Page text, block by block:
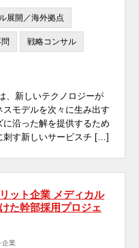
展開／海外拠点
戦略コンサル
、新しいテクノロジーが
モデルを次々に生み出す
沿った解を提供するため
刺す新しいサービスチ […]
ット企業 メディカル
た幹部採用プロジェ
企業